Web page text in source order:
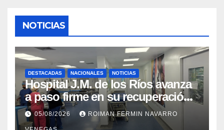
NOTICIAS
DESTACADAS NACIONALES NOTICIAS
Hospital J.M. de los Ríos avanza
a paso firme en su recuperación
tras los recientes eventos
sísmicos
05/08/2026 ROIMAN FERMIN NAVARRO